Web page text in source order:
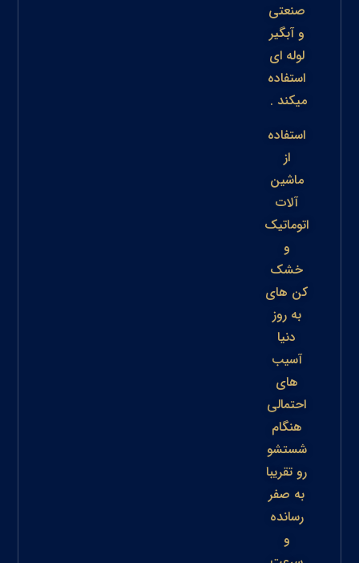
صنعتی
و آبگیر
لوله ای
استفاده
میکند .
استفاده
از
ماشین
آلات
اتوماتیک
و
خشک
کن های
به روز
دنیا
آسیب
های
احتمالی
هنگام
شستشو
رو تقریبا
به صفر
رسانده
و